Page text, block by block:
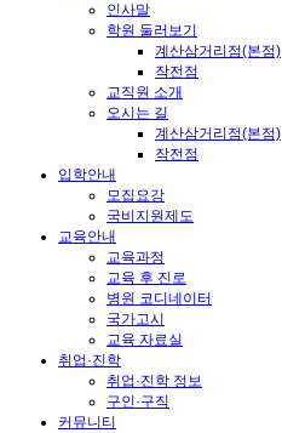
인사말
학원 둘러보기
계산삼거리점(본점)
작전점
교직원 소개
오시는 길
계산삼거리점(본점)
작전점
입학안내
모집요강
국비지원제도
교육안내
교육과정
교육 후 진로
병원 코디네이터
국가고시
교육 자료실
취업·진학
취업·진학 정보
구인·구직
커뮤니티